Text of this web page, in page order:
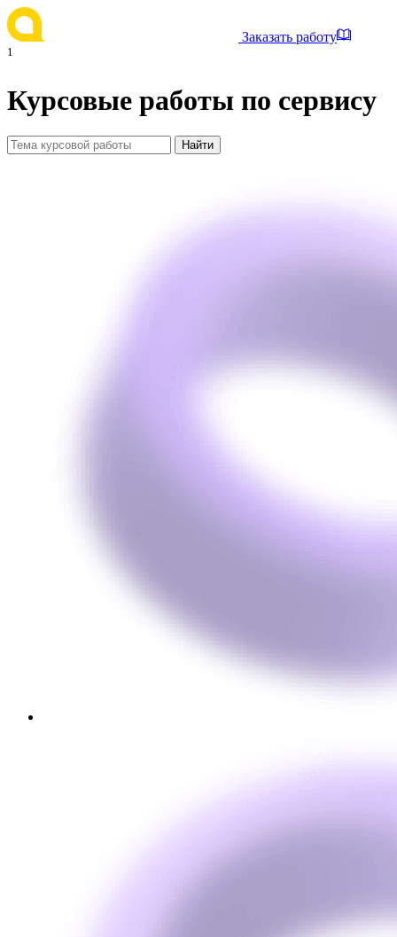
Заказать работу
1
Курсовые работы по сервису
Найти